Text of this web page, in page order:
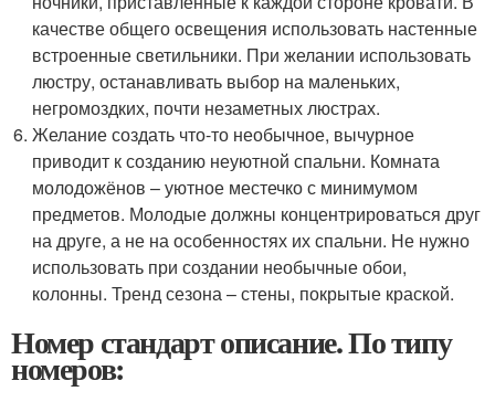
качестве общего освещения использовать настенные
встроенные светильники. При желании использовать
люстру, останавливать выбор на маленьких,
негромоздких, почти незаметных люстрах.
Желание создать что-то необычное, вычурное
приводит к созданию неуютной спальни. Комната
молодожёнов – уютное местечко с минимумом
предметов. Молодые должны концентрироваться друг
на друге, а не на особенностях их спальни. Не нужно
использовать при создании необычные обои,
колонны. Тренд сезона – стены, покрытые краской.
Номер стандарт описание. По типу
номеров: